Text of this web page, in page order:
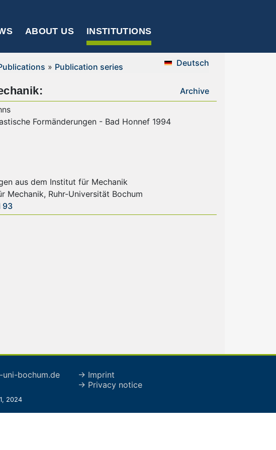
ABOUT US INSTITUTIONS
» Publication series Deutsch
Archive
Formänderungen - Bad Honnef 1994
aus dem Institut für Mechanik
Mechanik, Ruhr-Universität Bochum
93
uni-bochum.de
→ Imprint
→ Privacy notice
2024